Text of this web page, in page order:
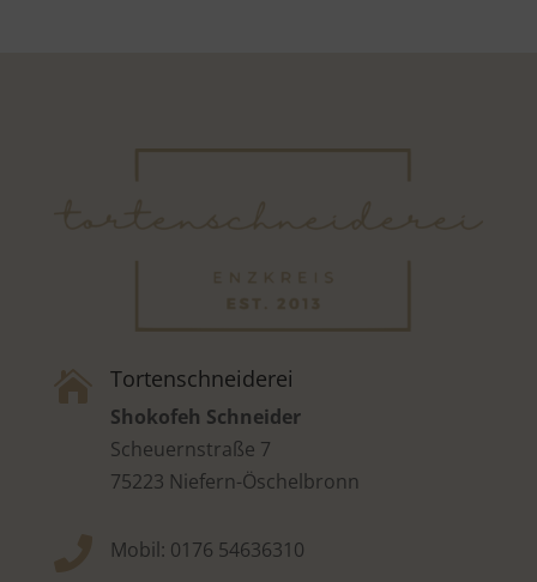
 Tortenschneiderei
Shokofeh Schneider
Scheuernstraße 7
75223 Niefern-Öschelbronn
 Mobil: 0176 54636310